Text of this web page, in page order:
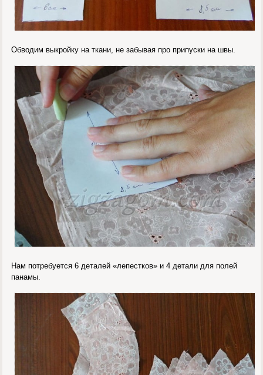
Обводим выкройку на ткани, не забывая про припуски на швы.
Нам потребуется 6 деталей «лепестков» и 4 детали для полей
панамы.